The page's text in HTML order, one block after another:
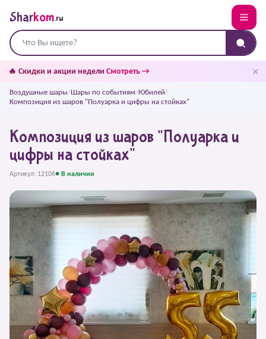
Sharkom.ru
🔥 Скидки и акции недели Смотреть → ✕
Воздушные шары/Шары по событиям/Юбилей/
Композиция из шаров "Полуарка и цифры на стойках"
Композиция из шаров "Полуарка и
цифры на стойках"
Артикул: 12106● В наличии